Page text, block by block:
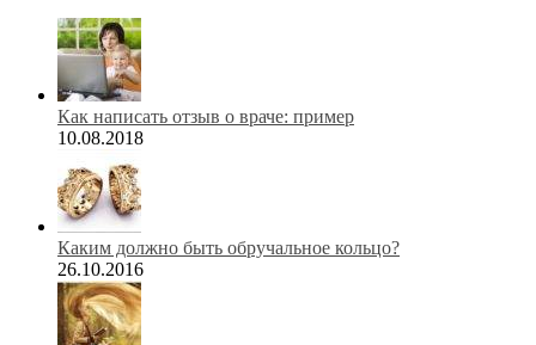
Как написать отзыв о враче: пример
10.08.2018
Каким должно быть обручальное кольцо?
26.10.2016